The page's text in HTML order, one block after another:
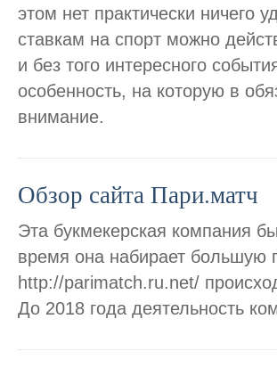
этом нет практически ничего
ставкам на спорт можно
и без того интересного
особенность, на которую в
внимание.
Обзор сайта Пари.матч
Эта букмекерская компания
время она набирает большую
http://parimatch.ru.net/
До 2018 года деятельность